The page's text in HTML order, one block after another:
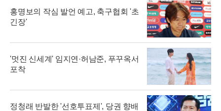
홍명보의 작심 발언 예고, 축구협회 '초
긴장'
'멋진 신세계' 임지연·허남준, 푸꾸옥서
포착
정청래 반발한 '선호투표제', 당권 향배